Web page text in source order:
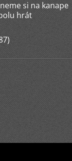
si na kanape
hrát